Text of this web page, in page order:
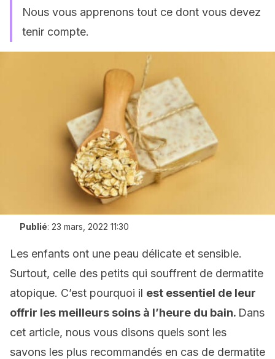
Nous vous apprenons tout ce dont vous devez
tenir compte.
Publié: 23 mars, 2022 11:30
Les enfants ont une peau délicate et sensible.
Surtout, celle des petits qui souffrent de dermatite
atopique. C’est pourquoi il est essentiel de leur
offrir les meilleurs soins à l’heure du bain. Dans
cet article, nous vous disons quels sont les
savons les plus recommandés en cas de dermatite